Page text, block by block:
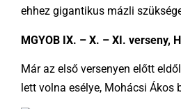
ehhez gigantikus mázli
MGYOB IX. – X. – XI. verseny,
Már az első versenyen előtt
lett volna esélye, Mohácsi